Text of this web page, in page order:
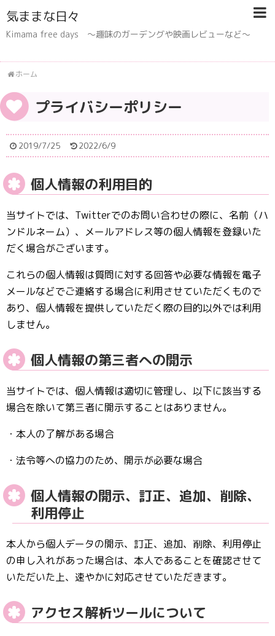
気ままな日々
Kimama free days 〜趣味のガーデングや映画レビューなど〜
ホーム
プライバシーポリシー
2019/7/25 2022/6/9
個人情報の利用目的
当サイトでは、Twitterでのお問い合わせの際に、名前（ハ
ンドルネーム）、メールアドレス等の個人情報を登録いた
だく場合がございます。
これらの個人情報は質問に対する回答や必要な情報を電子
メールなどでご連絡する場合に利用させていただくもので
あり、個人情報を提供していただく際の目的以外では利用
しません。
個人情報の第三者への開示
当サイトでは、個人情報は適切に管理し、以下に該当する
場合を除いて第三者に開示することはありません。
・本人の了解がある場合
・法令等への協力のため、開示が必要な場合
個人情報の開示、訂正、追加、削除、
利用停止
本人から個人データの開示、訂正、追加、削除、利用停止
の申し入れがあった場合は、本人であることを確認させて
いただいた上、速やかに対応させていただきます。
アクセス解析ツールについて